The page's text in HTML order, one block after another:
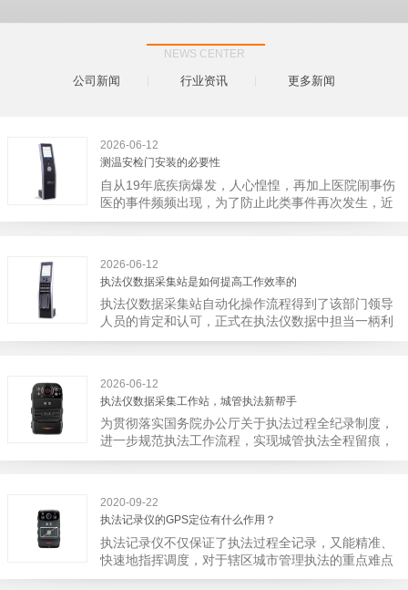
NEWS CENTER
公司新闻 行业资讯 更多新闻
2026-06-12
测温安检门安装的必要性
自从19年底疾病爆发，人心惶惶，再加上医院闹事伤
医的事件频频出现，为了防止此类事件再次发生，近
日，广西南宁市卫建委发出通知，要求当地市属各三
大体只有两个，其一，安装安检门是否会激化矛盾。
其二，安装安检门可以防范于未然。1月6号当天，南
宁市第二医院刚试行安检的首日，检查出10多把各类
刀具和一把管制类刀具。近来伤医事件屡屡发生，安
装安检门可以缓解医生安全感不足的问题，同时安检
2026-06-12
执法仪数据采集站是如何提高工作效率的
执法仪数据采集站自动化操作流程得到了该部门领导
人员的肯定和认可，正式在执法仪数据中担当一柄利
剑。 执法仪数据采集站对于执法仪数据资料的管理
备能自动读取目标对象，并同步到采集站中，此外设
备具有断点续传的功能，如果碰到网络故障，可以从
已经上传或下载的部分开始继续上传下载未完成的部
分，而没有必要从头开始上传下载，能节省时间，提
高速度。再者待数据传输完毕之后，执法仪数据采集
下次直接使用，提高执法仪数据效率。执法仪数据采
集站还具有强大的数据存储管理系统，后台统计不同
上传时段、不同重要级别的数据，将统计结果以图表
或者报表的形式呈现；设备设置有用户操作权限管
理，自动将用户警员编号与执法仪编号绑定，保障数
据的合法性，同时系统可设置每个警员的权限，明确
2026-06-12
执法仪数据采集工作站，城管执法新帮手
为贯彻落实国务院办公厅关于执法过程全纪录制度，
进一步规范执法工作流程，实现城管执法全程留痕，
深入推进执法队伍规范化建设，给城管执法工作添加
止了双方矛盾的发生。现在有了执法仪数据采集工作
站，执法队员的担忧便得到有效的解决。每个采集工
作站可支持多台执法记录仪设备同时上传数据，队员
当天使用当天上传，通过数据线接入到采集工作站，
它会自动读取所有的视频、音频、图片、日志等信
2020-09-22
执法记录仪的GPS定位有什么作用？
执法记录仪不仅保证了执法过程全记录，又能精准、
快速地指挥调度，对于辖区城市管理执法的重点难点
也能一目了然，在城市管理工作信息化中发挥着重要